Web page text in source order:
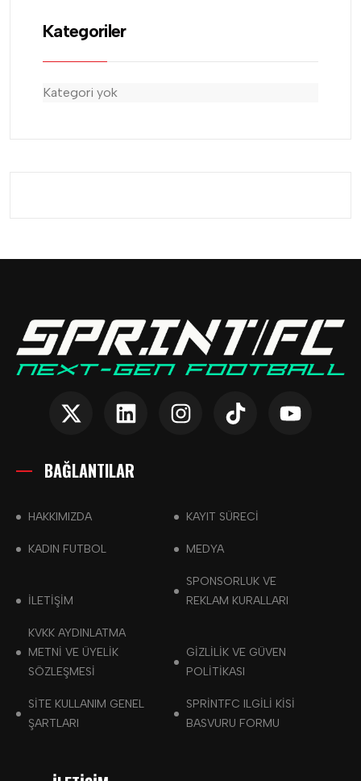
Kategoriler
Kategori yok
BAĞLANTILAR
HAKKIMIZDA KAYIT SÜRECİ
KADIN FUTBOL MEDYA
İLETİŞİM
SPONSORLUK VE
REKLAM KURALLARI
KVKK AYDINLATMA
METNI VE ÜYELIK
SÖZLEŞMESI
GIZLILIK VE GÜVEN
POLITIKASI
SITE KULLANIM GENEL
ŞARTLARI
SPRINTFC ILGILI KISI
BASVURU FORMU